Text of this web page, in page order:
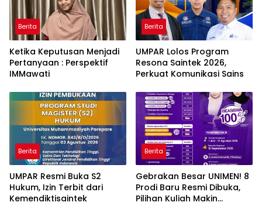
Berita
Ketika Keputusan Menjadi
Pertanyaan : Perspektif
IMMawati
Berita
UMPAR Lolos Program
Resona Saintek 2026,
Perkuat Komunikasi Sains
Berita
UMPAR Resmi Buka S2
Hukum, Izin Terbit dari
Kemendiktisaintek
Berita
Gebrakan Besar UNIMEN! 8
Prodi Baru Resmi Dibuka,
Pilihan Kuliah Makin